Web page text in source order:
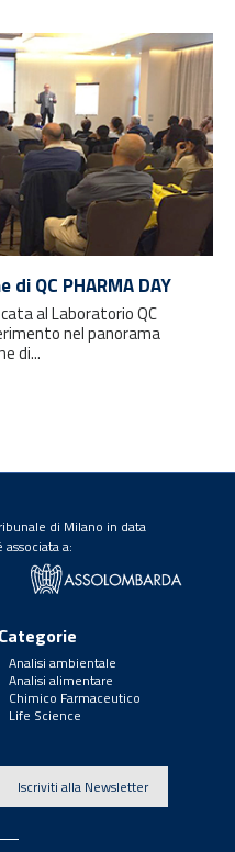
QC PHARMA DAY
al Laboratorio QC
nel panorama
di...
di Milano in data
a:
Categorie
Analisi ambientale
Analisi alimentare
Chimico Farmaceutico
Life Science
Iscriviti alla Newsletter